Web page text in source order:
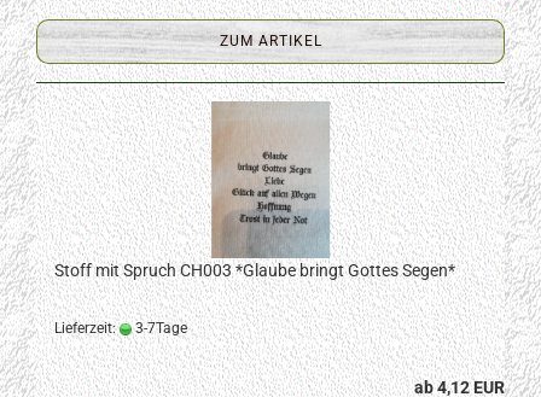
ZUM ARTIKEL
Stoff mit Spruch CH003 *Glaube bringt Gottes Segen*
Lieferzeit: 3-7Tage
ab 4,12 EUR